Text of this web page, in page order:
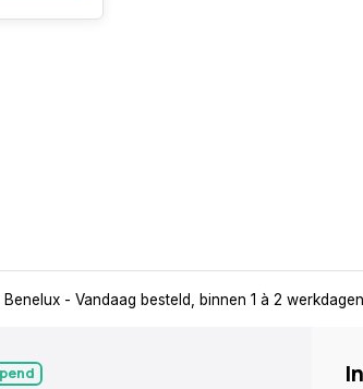
Benelux - Vandaag besteld, binnen 1 à 2